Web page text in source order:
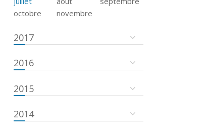
octobre
novembre
2017
2016
2015
2014